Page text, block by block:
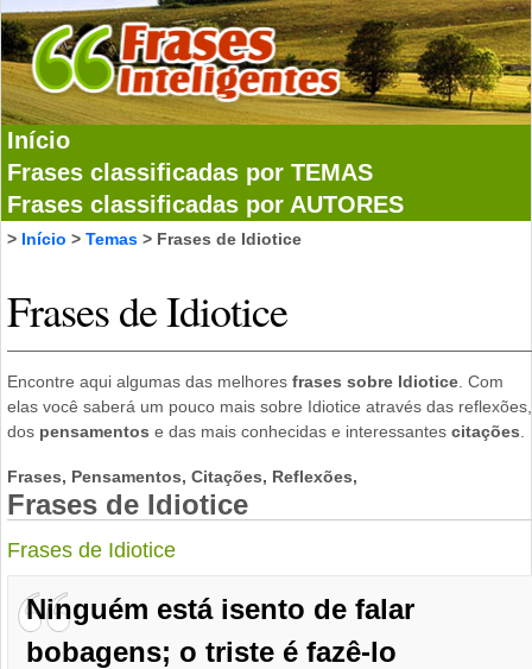
Início
Frases classificadas por TEMAS
Frases classificadas por AUTORES
> Início > Temas > Frases de Idiotice
Frases de Idiotice
Encontre aqui algumas das melhores frases sobre Idiotice . Com
elas você saberá um pouco mais sobre Idiotice através das reflexões,
dos pensamentos e das mais conhecidas e interessantes citações
Frases, Pensamentos, Citações, Reflexões,
Frases de Idiotice
Frases de Idiotice
Ninguém está isento de falar
bobagens; o triste é fazê-lo